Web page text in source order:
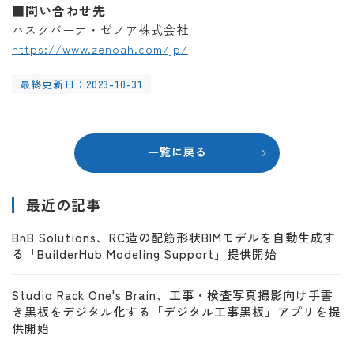
■問い合わせ先
ハスクバーナ・ゼノア株式会社
https://www.zenoah.com/jp/
最終更新日：2023-10-31
一覧に戻る
最近の記事
BnB Solutions、RC造の配筋形状BIMモデルを自動生成す
る「BuilderHub Modeling Support」提供開始
Studio Rack One's Brain、工事・検査写真撮影向け手書
き黒板をデジタル化する「デジタル工事黒板」アプリを提
供開始